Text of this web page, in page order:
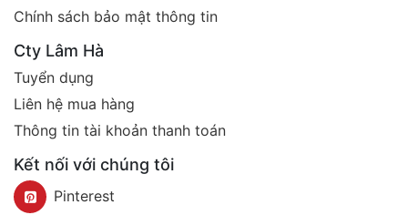
Chính sách bảo mật thông tin
Cty Lâm Hà
Tuyển dụng
Liên hệ mua hàng
Thông tin tài khoản thanh toán
Kết nối với chúng tôi
Pinterest